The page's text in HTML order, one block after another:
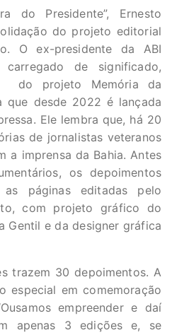
do Presidente”, Ernesto
do projeto editorial
O ex-presidente da ABI
de significado,
do projeto Memória da
que desde 2022 é lançada
Ele lembra que, há 20
de jornalistas veteranos
a imprensa da Bahia. Antes
os depoimentos
as páginas editadas pelo
com projeto gráfico do
Gentil e da designer gráfica
trazem 30 depoimentos. A
especial em comemoração
empreender e daí
apenas 3 edições e, se